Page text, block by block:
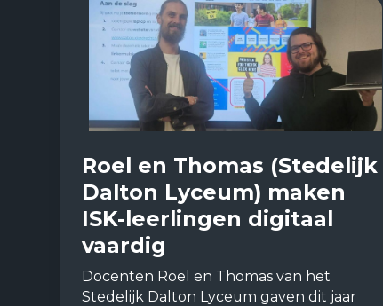
Roel en Thomas (Stedelijk
Dalton Lyceum) maken
ISK-leerlingen digitaal
vaardig
Docenten Roel en Thomas van het
Stedelijk Dalton Lyceum gaven dit jaar